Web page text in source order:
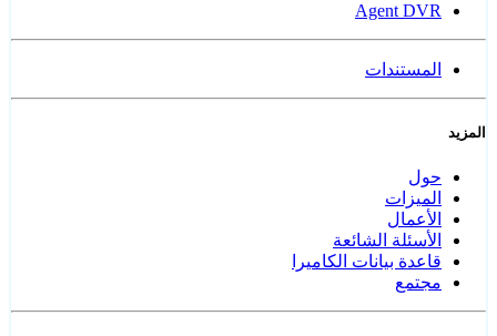
Agent DVR
المستندات
المزيد
حول
الميزات
الأعمال
الأسئلة الشائعة
قاعدة بيانات الكاميرا
مجتمع